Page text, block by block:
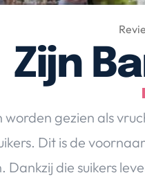
Zijn
worden gezien als
Dit is de
Dankzij die suikers